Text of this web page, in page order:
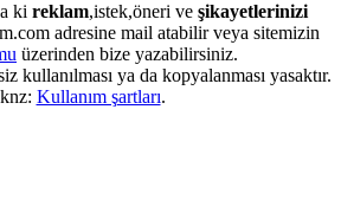
ki reklam,istek,öneri ve şikayetlerinizi
adresine mail atabilir veya sitemizin
üzerinden bize yazabilirsiniz.
kullanılması ya da kopyalanması yasaktır.
Kullanım şartları.